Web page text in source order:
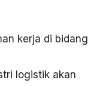
kerja di bidang
logistik akan